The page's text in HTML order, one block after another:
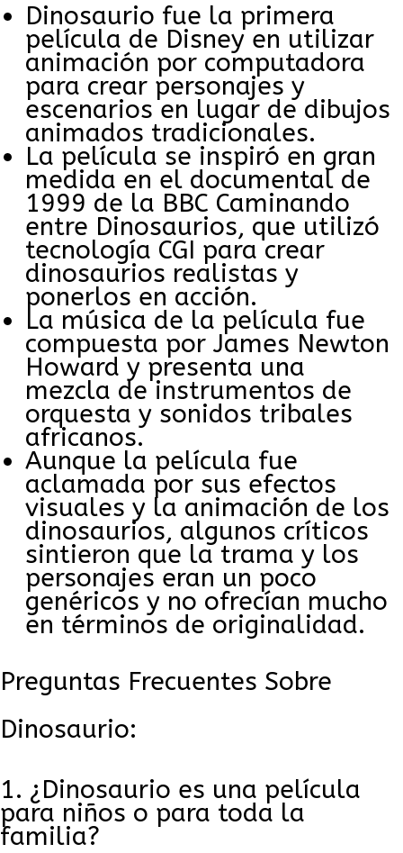
Dinosaurio fue la primera
película de Disney en utilizar
animación por computadora
para crear personajes y
escenarios en lugar de dibujos
animados tradicionales.
La película se inspiró en gran
medida en el documental de
1999 de la BBC Caminando
entre Dinosaurios, que utilizó
tecnología CGI para crear
dinosaurios realistas y
ponerlos en acción.
La música de la película fue
compuesta por James Newton
Howard y presenta una
mezcla de instrumentos de
orquesta y sonidos tribales
africanos.
Aunque la película fue
aclamada por sus efectos
visuales y la animación de los
dinosaurios, algunos críticos
sintieron que la trama y los
personajes eran un poco
genéricos y no ofrecían mucho
en términos de originalidad.
Preguntas Frecuentes Sobre
Dinosaurio:
¿Dinosaurio es una película
para niños o para toda la
familia?